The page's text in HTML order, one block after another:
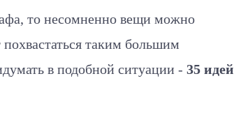
то несомненно вещи можно
таким большим
в подобной ситуации - 35 идей